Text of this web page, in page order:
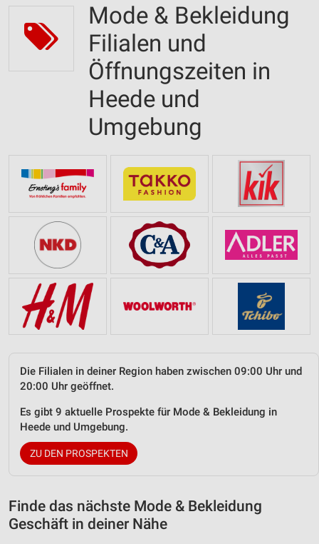
Mode & Bekleidung
Filialen und
Öffnungszeiten in
Heede und
Umgebung
Die Filialen in deiner Region haben zwischen 09:00 Uhr und
20:00 Uhr geöffnet.
Es gibt 9 aktuelle Prospekte für Mode & Bekleidung in
Heede und Umgebung.
ZU DEN PROSPEKTEN
Finde das nächste Mode & Bekleidung
Geschäft in deiner Nähe